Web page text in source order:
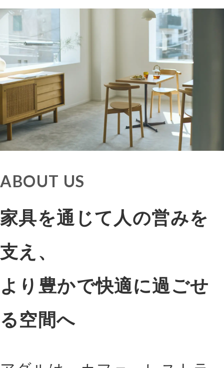
ABOUT US
家具を通じて人の営みを
支え、
より豊かで快適に過ごせ
る空間へ